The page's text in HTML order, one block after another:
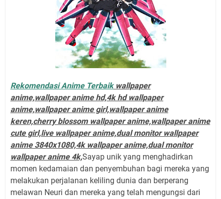
Rekomendasi Anime Terbaikwallpaper
anime,wallpaper anime hd,4k hd wallpaper
anime,wallpaper anime girl,wallpaper anime
keren,cherry blossom wallpaper anime,wallpaper anime
cute girl,live wallpaper anime,dual monitor wallpaper
anime 3840x1080,4k wallpaper anime,dual monitor
wallpaper anime 4k,Sayap unik yang menghadirkan
momen kedamaian dan penyembuhan bagi mereka yang
melakukan perjalanan keliling dunia dan berperang
melawan Neuri dan mereka yang telah mengungsi dari